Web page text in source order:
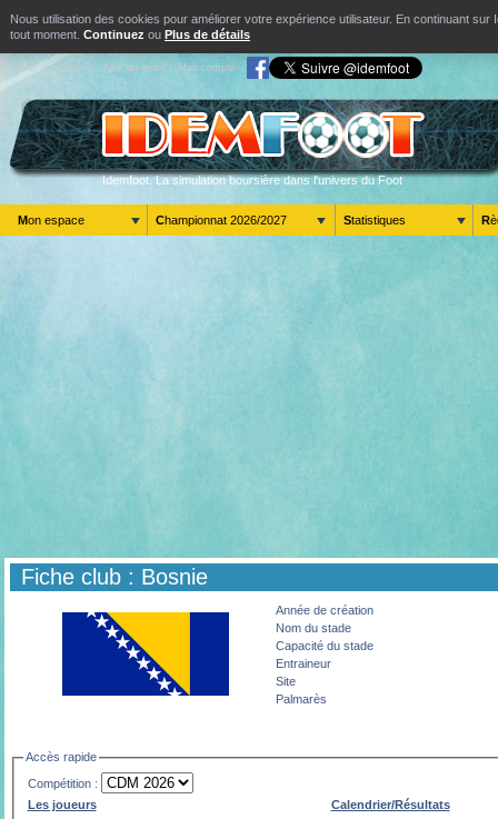
Nous utilisation des cookies pour améliorer votre expérience utilisateur. En continuant
tout moment. Continuez ou Plus de détails
Aller au contenu Aller au menu Mon compte
Idemfoot. La simulation boursière dans l'univers du Foot
Mon espace Championnat 2026/2027 Statistiques
Fiche club : Bosnie
Année de création
Nom du stade
Capacité du stade
Entraineur
Site
Palmarès
Accès rapide
Compétition :
Les joueurs
Calendrier/Résultats